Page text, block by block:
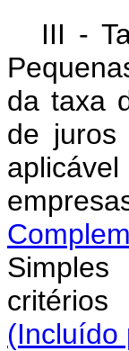
III -
da taxa
de
(Incluído